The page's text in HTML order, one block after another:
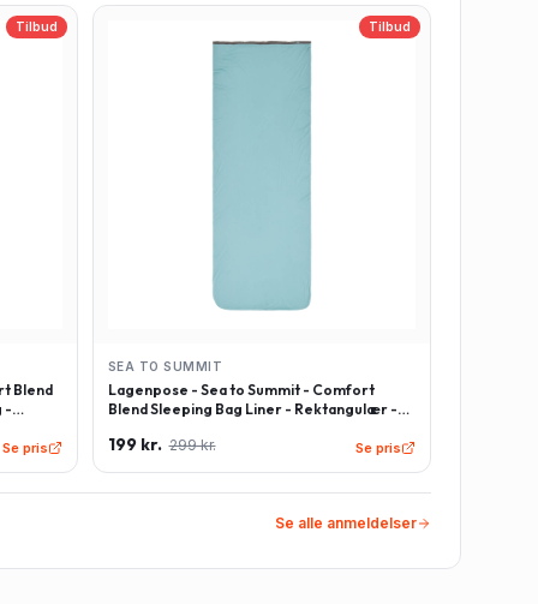
Tilbud
Blend
-
Se pris
Tilbud
SEA TO SUMMIT
Lagenpose - Sea to Summit - Comfort
Blend Sleeping Bag Liner - Rektangulær -
199 kr. 299 kr. Se pris
Se alle anmeldelser